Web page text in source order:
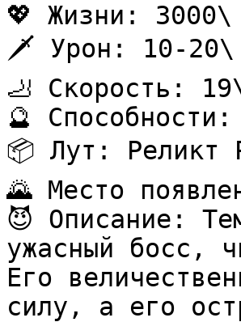
💖 Жизни: 3000\
🗡️ Урон: 10-20\
🦶 Скорость:
🔮
📦 Лут: Реликт
🌄 Место
😈 Описание:
ужасный босс,
Его
силу, а его